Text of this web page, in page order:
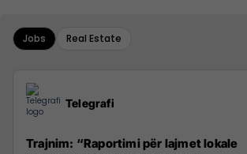
Jobs Real Estate
Telegrafi
Trajnim: “Raportimi për lajmet lokale